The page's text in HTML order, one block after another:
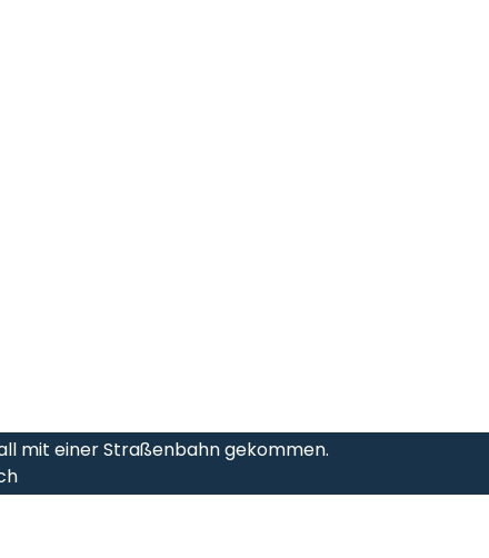
mit einer Straßenbahn gekommen.